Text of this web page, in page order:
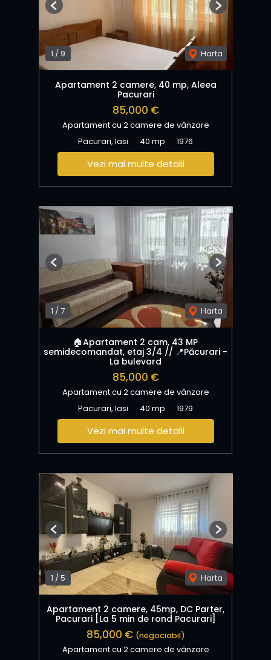
1 / 9 Harta
Previous Next
Apartament 2 camere, 40 mp, Aleea
Pacurari
85,000 €
Apartament cu 2 camere de vânzare
Pacurari, Iasi
40 mp 1976
Vezi mai multe detalii
1 /7 Harta
Previous Next
🏠Apartament 2 cam, 43 MP
semidecomandat, etaj 3/4 // 📍Păcurari -
La bulevard
85,000 €
Apartament cu 2 camere de vânzare
Pacurari, Iasi
40 mp 1979
Vezi mai multe detalii
1 /5 Harta
Previous Next
Apartament 2 camere, 45mp, DC Parter,
Pacurari [La 5 min de rond Pacurari]
85,000 € (negociabil)
Apartament cu 2 camere de vânzare